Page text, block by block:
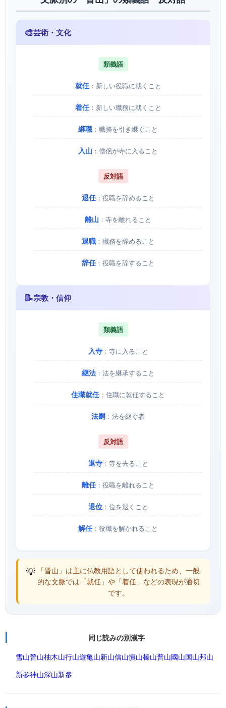
🎨芸術・文化
類義語
就任：新しい役職に就くこと
着任：新しい職務に就くこと
継職 ：職務を引き継ぐこと
入山 ：僧侶が寺に入ること
反対語
退任：役職を辞めること
離山 ：寺を離れること
退職：職務を辞めること
辞任：役職を辞すること
📝宗教・信仰
類義語
入寺：寺に入ること
継法：法を継承すること
住職就任 ：住職に就任すること
法嗣 ：法を継ぐ者
反対語
退寺：寺を去ること
離任：役職を離れること
退位：位を退くこと
解任 ：役職を解かれること
💡 「晋山」は主に仏教用語として使われるため、一般
的な文脈では「就任」や「着任」などの表現が適切
です。
同じ読みの別漢字
雪山晉山柚木山行山遊亀山新山信山慎山榛山普山國山国山邦山
新参神山深山新參